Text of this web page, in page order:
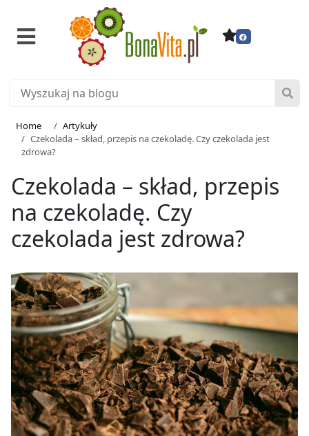
Home
Artykuły
Czekolada – skład, przepis na czekoladę. Czy czekolada jest
zdrowa?
Czekolada – skład, przepis
na czekoladę. Czy
czekolada jest zdrowa?